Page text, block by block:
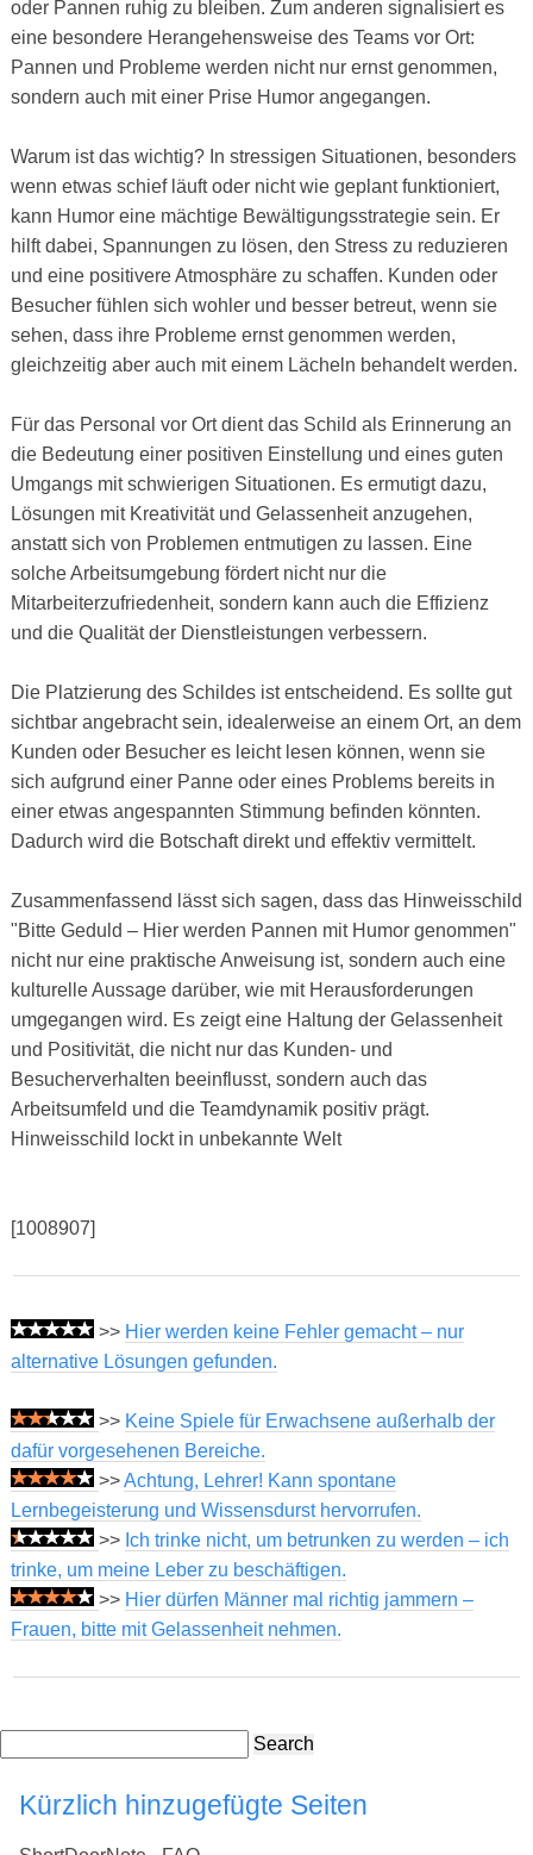
oder Pannen ruhig zu bleiben. Zum anderen signalisiert es
eine besondere Herangehensweise des Teams vor Ort:
Pannen und Probleme werden nicht nur ernst genommen,
sondern auch mit einer Prise Humor angegangen.
Warum ist das wichtig? In stressigen Situationen, besonders
wenn etwas schief läuft oder nicht wie geplant funktioniert,
kann Humor eine mächtige Bewältigungsstrategie sein. Er
hilft dabei, Spannungen zu lösen, den Stress zu reduzieren
und eine positivere Atmosphäre zu schaffen. Kunden oder
Besucher fühlen sich wohler und besser betreut, wenn sie
sehen, dass ihre Probleme ernst genommen werden,
gleichzeitig aber auch mit einem Lächeln behandelt werden.
Für das Personal vor Ort dient das Schild als Erinnerung an
die Bedeutung einer positiven Einstellung und eines guten
Umgangs mit schwierigen Situationen. Es ermutigt dazu,
Lösungen mit Kreativität und Gelassenheit anzugehen,
anstatt sich von Problemen entmutigen zu lassen. Eine
solche Arbeitsumgebung fördert nicht nur die
Mitarbeiterzufriedenheit, sondern kann auch die Effizienz
und die Qualität der Dienstleistungen verbessern.
Die Platzierung des Schildes ist entscheidend. Es sollte gut
sichtbar angebracht sein, idealerweise an einem Ort, an dem
Kunden oder Besucher es leicht lesen können, wenn sie
sich aufgrund einer Panne oder eines Problems bereits in
einer etwas angespannten Stimmung befinden könnten.
Dadurch wird die Botschaft direkt und effektiv vermittelt.
Zusammenfassend lässt sich sagen, dass das Hinweisschild
"Bitte Geduld – Hier werden Pannen mit Humor genommen"
nicht nur eine praktische Anweisung ist, sondern auch eine
kulturelle Aussage darüber, wie mit Herausforderungen
umgegangen wird. Es zeigt eine Haltung der Gelassenheit
und Positivität, die nicht nur das Kunden- und
Besucherverhalten beeinflusst, sondern auch das
Arbeitsumfeld und die Teamdynamik positiv prägt.
Hinweisschild lockt in unbekannte Welt
[1008907]
>> Hier werden keine Fehler gemacht – nur
alternative Lösungen gefunden.
>> Keine Spiele für Erwachsene außerhalb der
dafür vorgesehenen Bereiche.
>>Achtung, Lehrer! Kann spontane
Lernbegeisterung und Wissensdurst hervorrufen.
>> Ich trinke nicht, um betrunken zu werden – ich
trinke, um meine Leber zu beschäftigen.
>> Hier dürfen Männer mal richtig jammern –
Frauen, bitte mit Gelassenheit nehmen.
Search
Kürzlich hinzugefügte Seiten